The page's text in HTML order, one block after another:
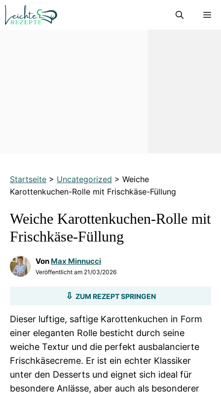
Zum
Inhalt
Startseite > Uncategorized > Weiche
Karottenkuchen-Rolle mit Frischkäse-Füllung
Weiche Karottenkuchen-Rolle mit
Frischkäse-Füllung
Von Max Minnucci
Veröffentlicht am 21/03/2026
ZUM REZEPT SPRINGEN
Dieser luftige, saftige Karottenkuchen in Form
einer eleganten Rolle besticht durch seine
weiche Textur und die perfekt ausbalancierte
Frischkäsecreme. Er ist ein echter Klassiker
unter den Desserts und eignet sich ideal für
besondere Anlässe, aber auch als besonderer